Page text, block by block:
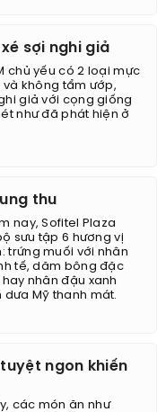
sợi nghi giả
chủ yếu có 2 loại mực
không tẩm ướp,
giả với cọng giống
như đã phát hiện ở
thu
nay, Sofitel Plaza
sưu tập 6 hương vị
trứng muối với nhân
tế, dăm bông đặc
nhân đậu xanh
dưa Mỹ thanh mát.
ngon khiến
các món ăn như